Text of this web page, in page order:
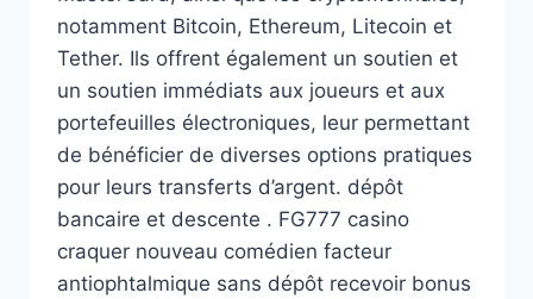
notamment Bitcoin, Ethereum, Litecoin et
Tether. Ils offrent également un soutien et
un soutien immédiats aux joueurs et aux
portefeuilles électroniques, leur permettant
de bénéficier de diverses options pratiques
pour leurs transferts d’argent. dépôt
bancaire et descente . FG777 casino
craquer nouveau comédien facteur
antiophtalmique sans dépôt recevoir bonus